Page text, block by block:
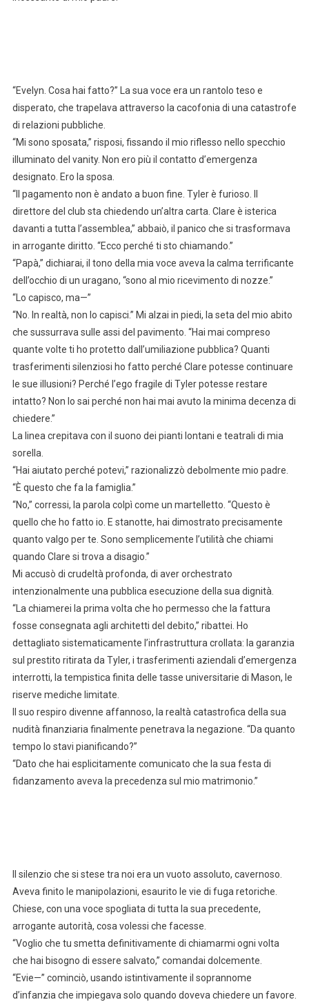
“Evelyn. Cosa hai fatto?” La sua voce era un rantolo teso e
disperato, che trapelava attraverso la cacofonia di una catastrofe
di relazioni pubbliche.
“Mi sono sposata,” risposi, fissando il mio riflesso nello specchio
illuminato del vanity. Non ero più il contatto d’emergenza
designato. Ero la sposa.
“Il pagamento non è andato a buon fine. Tyler è furioso. Il
direttore del club sta chiedendo un’altra carta. Clare è isterica
davanti a tutta l’assemblea,” abbaiò, il panico che si trasformava
in arrogante diritto. “Ecco perché ti sto chiamando.”
“Papà,” dichiarai, il tono della mia voce aveva la calma terrificante
dell’occhio di un uragano, “sono al mio ricevimento di nozze.”
“Lo capisco, ma—”
“No. In realtà, non lo capisci.” Mi alzai in piedi, la seta del mio abito
che sussurrava sulle assi del pavimento. “Hai mai compreso
quante volte ti ho protetto dall’umiliazione pubblica? Quanti
trasferimenti silenziosi ho fatto perché Clare potesse continuare
le sue illusioni? Perché l’ego fragile di Tyler potesse restare
intatto? Non lo sai perché non hai mai avuto la minima decenza di
chiedere.”
La linea crepitava con il suono dei pianti lontani e teatrali di mia
sorella.
“Hai aiutato perché potevi,” razionalizzò debolmente mio padre.
“È questo che fa la famiglia.”
“No,” corressi, la parola colpì come un martelletto. “Questo è
quello che ho fatto io. E stanotte, hai dimostrato precisamente
quanto valgo per te. Sono semplicemente l’utilità che chiami
quando Clare si trova a disagio.”
Mi accusò di crudeltà profonda, di aver orchestrato
intenzionalmente una pubblica esecuzione della sua dignità.
“La chiamerei la prima volta che ho permesso che la fattura
fosse consegnata agli architetti del debito,” ribattei. Ho
dettagliato sistematicamente l’infrastruttura crollata: la garanzia
sul prestito ritirata da Tyler, i trasferimenti aziendali d’emergenza
interrotti, la tempistica finita delle tasse universitarie di Mason, le
riserve mediche limitate.
Il suo respiro divenne affannoso, la realtà catastrofica della sua
nudità finanziaria finalmente penetrava la negazione. “Da quanto
tempo lo stavi pianificando?”
“Dato che hai esplicitamente comunicato che la sua festa di
fidanzamento aveva la precedenza sul mio matrimonio.”
Il silenzio che si stese tra noi era un vuoto assoluto, cavernoso.
Aveva finito le manipolazioni, esaurito le vie di fuga retoriche.
Chiese, con una voce spogliata di tutta la sua precedente,
arrogante autorità, cosa volessi che facesse.
“Voglio che tu smetta definitivamente di chiamarmi ogni volta
che hai bisogno di essere salvato,” comandai dolcemente.
“Evie—” cominciò, usando istintivamente il soprannome
d’infanzia che impiegava solo quando doveva chiedere un favore.